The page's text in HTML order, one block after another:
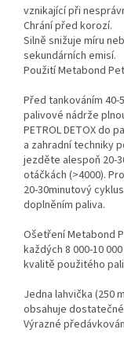
vznikající při
Chrání před korozí.
Silně snižuje míru
sekundárních emisí.
Použití Metabond
Před tankováním
palivové nádrže
PETROL DETOX do
a zahradní techniky
jezděte alespoň 20-
otáčkách (>4000).
20-30minutový
doplněním paliva.
Ošetření Metabond
každých 8 000-10
kvalitě použitého
Jedna lahvička (250
obsahuje
Výrazné